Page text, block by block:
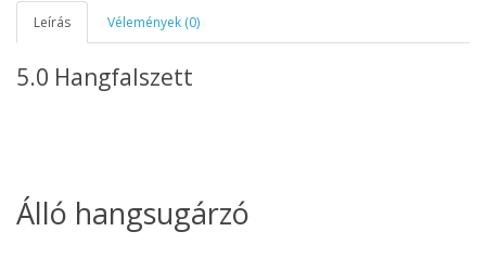
Leírás Vélemények (0)
5.0 Hangfalszett
Álló hangsugárzó